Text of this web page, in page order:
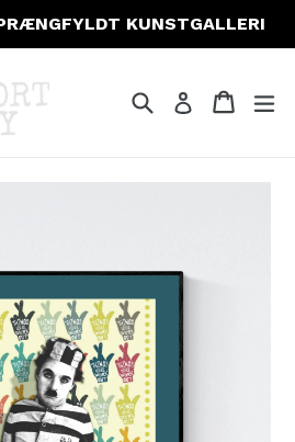
KUNSTGALLERI
Søg Log ind